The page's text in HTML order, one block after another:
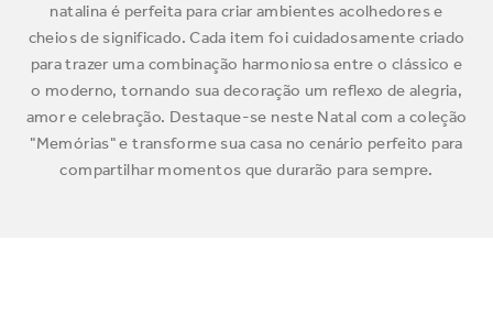
natalina é perfeita para criar ambientes acolhedores e
cheios de significado. Cada item foi cuidadosamente criado
para trazer uma combinação harmoniosa entre o clássico e
o moderno, tornando sua decoração um reflexo de alegria,
amor e celebração. Destaque-se neste Natal com a coleção
"Memórias" e transforme sua casa no cenário perfeito para
compartilhar momentos que durarão para sempre.